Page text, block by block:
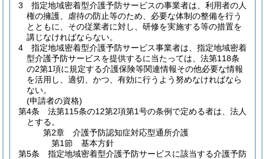
3
指定地域密着型介護予防サービスの事業者は、利用者の人
権の擁護、虐待の防止等のため、必要な体制の整備を行う
とともに、その従業者に対し、研修を実施する等の措置を
講じなければならない。
4
指定地域密着型介護予防サービス事業者は、指定地域密着
型介護予防サービスを提供するに当たっては、法第118条
の2第1項に規定する介護保険等関連情報その他必要な情報
を活用し、適切、かつ、有効に行うよう努めなければなら
ない。
(申請者の資格)
第4条
法第115条の12第2項第1号の条例で定める者は、法人
とする。
第2章
介護予防認知症対応型通所介護
第1節
基本方針
第5条
指定地域密着型介護予防サービスに該当する介護予防